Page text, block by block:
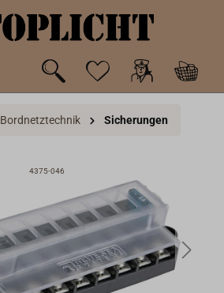
Bordnetztechnik Sicherungen
4375-046